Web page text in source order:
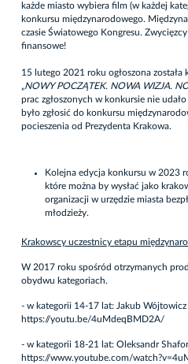
każde miasto wybiera film (w każdej
konkursu międzynarodowego.
czasie Światowego Kongresu.
finansowe!
15 lutego 2021 roku ogłoszona
„NOWY POCZĄTEK. NOWA WIZJA.
prac zgłoszonych w konkursie nie
było zgłosić do konkursu
pocieszenia od Prezydenta Krakowa.
Kolejna edycja konkursu w 2023
które można by wysłać jako
organizacji w urzędzie miasta
młodzieży.
Krakowscy uczestnicy etapu
W 2017 roku spośród otrzymanych
obydwu kategoriach.
- w kategorii 14-17 lat: Jakub
https://youtu.be/4uMdeqBMD2A/
- w kategorii 18-21 lat: Oleksandr
https://www.youtube.com/